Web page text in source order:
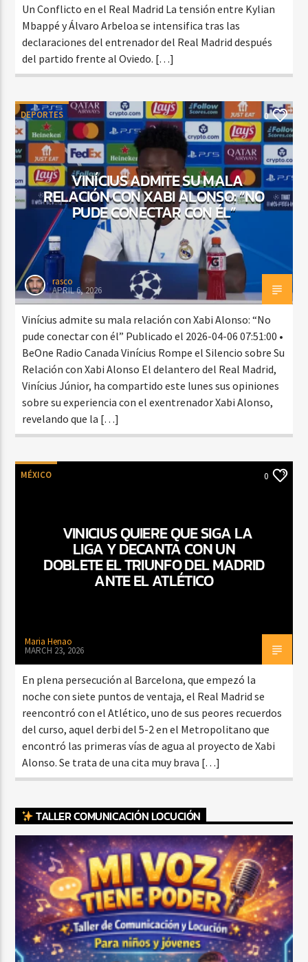
Un Conflicto en el Real Madrid La tensión entre Kylian
Mbappé y Álvaro Arbeloa se intensifica tras las
declaraciones del entrenador del Real Madrid después
del partido frente al Oviedo. […]
DEPORTES 0
VINÍCIUS ADMITE SU MALA
RELACIÓN CON XABI ALONSO: “NO
PUDE CONECTAR CON ÉL”
rasco
APRIL 6, 2026
Vinícius admite su mala relación con Xabi Alonso: “No
pude conectar con él” Publicado el 2026-04-06 07:51:00 •
BeOne Radio Canada Vinícius Rompe el Silencio sobre Su
Relación con Xabi Alonso El delantero del Real Madrid,
Vinícius Júnior, ha compartido este lunes sus opiniones
sobre su experiencia con el exentrenador Xabi Alonso,
revelando que la […]
MÉXICO 0
VINICIUS QUIERE QUE SIGA LA
LIGA Y DECANTA CON UN
DOBLETE EL TRIUNFO DEL MADRID
ANTE EL ATLÉTICO
Maria Henao
MARCH 23, 2026
En plena persecución al Barcelona, que empezó la
noche con siete puntos de ventaja, el Real Madrid se
reencontró con el Atlético, uno de sus peores recuerdos
del curso, aquel derbi del 5-2 en el Metropolitano que
encontró las primeras vías de agua al proyecto de Xabi
Alonso. Se trata de una cita muy brava […]
TALLER COMUNICACIÓN LOCUCIÓN